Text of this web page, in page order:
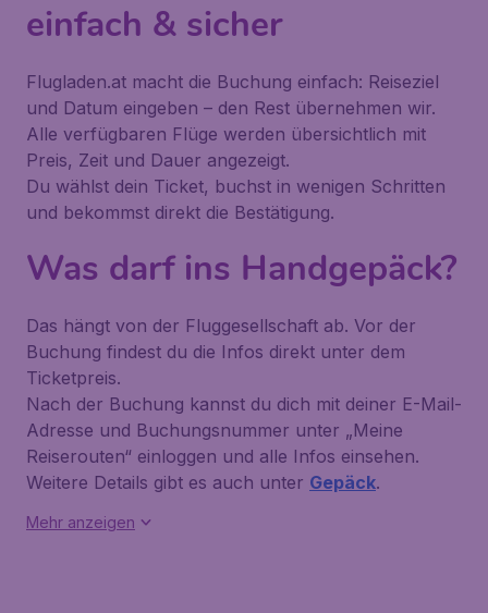
einfach & sicher
Flugladen.at macht die Buchung einfach: Reiseziel
und Datum eingeben – den Rest übernehmen wir.
Alle verfügbaren Flüge werden übersichtlich mit
Preis, Zeit und Dauer angezeigt.
Du wählst dein Ticket, buchst in wenigen Schritten
und bekommst direkt die Bestätigung.
Was darf ins Handgepäck?
Das hängt von der Fluggesellschaft ab. Vor der
Buchung findest du die Infos direkt unter dem
Ticketpreis.
Nach der Buchung kannst du dich mit deiner E-Mail-
Adresse und Buchungsnummer unter „Meine
Reiserouten“ einloggen und alle Infos einsehen.
Weitere Details gibt es auch unter Gepäck.
Mehr anzeigen